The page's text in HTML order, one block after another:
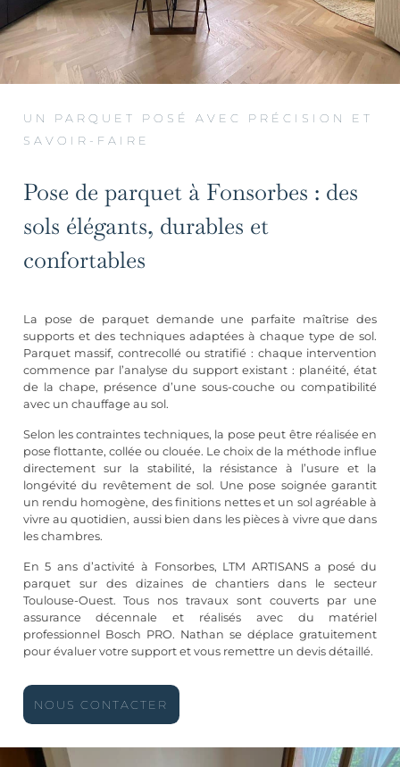
UN PARQUET POSÉ AVEC PRÉCISION ET
SAVOIR-FAIRE
Pose de parquet à Fonsorbes : des
sols élégants, durables et
confortables
La pose de parquet demande une parfaite maîtrise des
supports et des techniques adaptées à chaque type de sol.
Parquet massif, contrecollé ou stratifié : chaque intervention
commence par l’analyse du support existant : planéité, état
de la chape, présence d’une sous-couche ou compatibilité
avec un chauffage au sol.
Selon les contraintes techniques, la pose peut être réalisée en
pose flottante, collée ou clouée. Le choix de la méthode influe
directement sur la stabilité, la résistance à l’usure et la
longévité du revêtement de sol. Une pose soignée garantit
un rendu homogène, des finitions nettes et un sol agréable à
vivre au quotidien, aussi bien dans les pièces à vivre que dans
les chambres.
En 5 ans d’activité à Fonsorbes, LTM ARTISANS a posé du
parquet sur des dizaines de chantiers dans le secteur
Toulouse-Ouest. Tous nos travaux sont couverts par une
assurance décennale et réalisés avec du matériel
professionnel Bosch PRO. Nathan se déplace gratuitement
pour évaluer votre support et vous remettre un devis détaillé.
NOUS CONTACTER